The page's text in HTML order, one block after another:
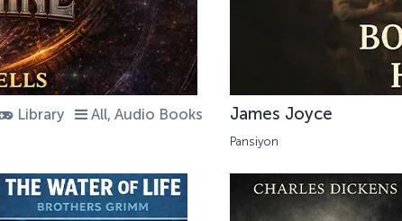
Library All, Audio Books James Joyce
Pansiyon